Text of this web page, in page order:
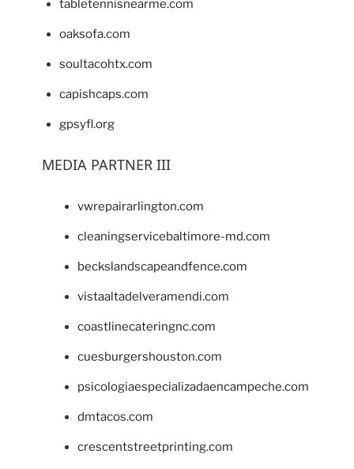
tabletennisnearme.com
oaksofa.com
soultacohtx.com
capishcaps.com
gpsyfl.org
MEDIA PARTNER III
vwrepairarlington.com
cleaningservicebaltimore-md.com
beckslandscapeandfence.com
vistaaltadelveramendi.com
coastlinecateringnc.com
cuesburgershouston.com
psicologiaespecializadaencampeche.com
dmtacos.com
crescentstreetprinting.com